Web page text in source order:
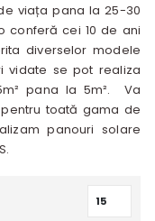
viața pana la 25-30
conferă cei 10 de ani
diverselor modele
vidate se pot realiza
pana la 5m². Va
toată gama de
panouri solare